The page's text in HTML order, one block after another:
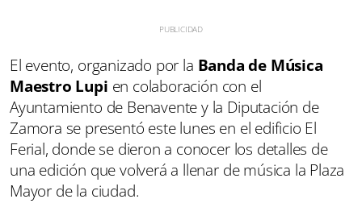
El evento, organizado por la Banda de Música
Maestro Lupi en colaboración con el
Ayuntamiento de Benavente y la Diputación de
Zamora se presentó este lunes en el edificio El
Ferial, donde se dieron a conocer los detalles de
una edición que volverá a llenar de música la Plaza
Mayor de la ciudad.